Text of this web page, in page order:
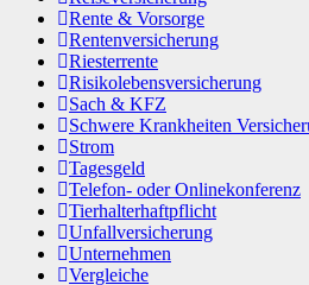
Rente & Vorsorge
Rentenversicherung
Riesterrente
Risikolebensversicherung
Sach & KFZ
Schwere Krankheiten
Strom
Tagesgeld
Telefon- oder Onlinekonferenz
Tierhalterhaftpflicht
Unfallversicherung
Unternehmen
Vergleiche